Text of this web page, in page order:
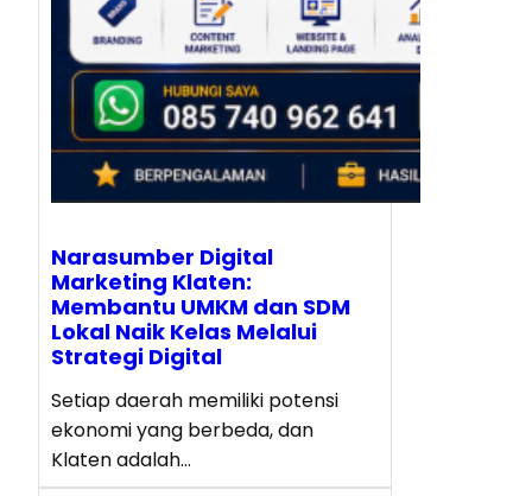
Narasumber Digital
Marketing Klaten:
Membantu UMKM dan SDM
Lokal Naik Kelas Melalui
Strategi Digital
Setiap daerah memiliki potensi
ekonomi yang berbeda, dan
Klaten adalah…